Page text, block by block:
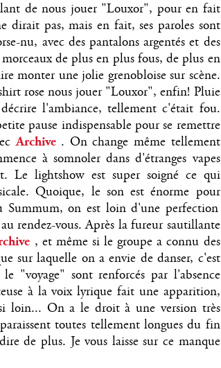
de nous jouer "Louxor", pour en fait
pas, mais en fait, ses paroles sont
nu, avec des pantalons argentés et des
de plus en plus fous, de plus en
monter une jolie grenobloise sur scène.
rose nous jouer "Louxor", enfin! Pluie
l'ambiance, tellement c'était fou.
pause indispensable pour se remettre
Archive . On change même tellement
à somnoler dans d'étranges vapes
Le lightshow est super soigné ce qui
Quoique, le son est énorme pour
Summum, on est loin d'une perfection
rendez-vous. Après la fureur sautillante
, et même si le groupe a connu des
sur laquelle on a envie de danser, c'est
"voyage" sont renforcés par l'absence
à la voix lyrique fait une apparition,
loin... On a le droit à une version très
toutes tellement longues du fin
de plus. Je vous laisse sur ce manque